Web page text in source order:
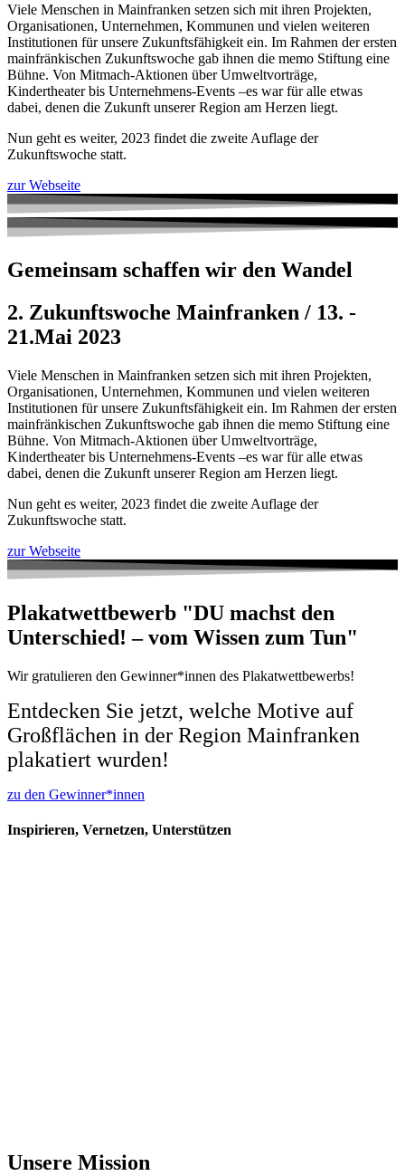
Viele Menschen in Mainfranken setzen sich mit ihren Projekten,
Organisationen, Unternehmen, Kommunen und vielen weiteren
Institutionen für unsere Zukunftsfähigkeit ein. Im Rahmen der ersten
mainfränkischen Zukunftswoche gab ihnen die memo Stiftung eine
Bühne. Von Mitmach-Aktionen über Umweltvorträge,
Kindertheater bis Unternehmens-Events –­­­­­­­­­­­­­es war für alle etwas
dabei, denen die Zukunft unserer Region am Herzen liegt.
Nun geht es weiter, 2023 findet die zweite Auflage der
Zukunftswoche statt.
zur Webseite
Gemeinsam schaffen wir den Wandel
2. Zukunftswoche Mainfranken / 13. -
21.Mai 2023
Viele Menschen in Mainfranken setzen sich mit ihren Projekten,
Organisationen, Unternehmen, Kommunen und vielen weiteren
Institutionen für unsere Zukunftsfähigkeit ein. Im Rahmen der ersten
mainfränkischen Zukunftswoche gab ihnen die memo Stiftung eine
Bühne. Von Mitmach-Aktionen über Umweltvorträge,
Kindertheater bis Unternehmens-Events –­­­­­­­­­­­­­es war für alle etwas
dabei, denen die Zukunft unserer Region am Herzen liegt.
Nun geht es weiter, 2023 findet die zweite Auflage der
Zukunftswoche statt.
zur Webseite
Plakatwettbewerb "DU machst den
Unterschied! – vom Wissen zum Tun"
Wir gratulieren den Gewinner*innen des Plakatwettbewerbs!
Entdecken Sie jetzt, welche Motive auf
Großflächen in der Region Mainfranken
plakatiert wurden!
zu den Gewinner*innen
Inspirieren, Vernetzen, Unterstützen
Unsere Mission